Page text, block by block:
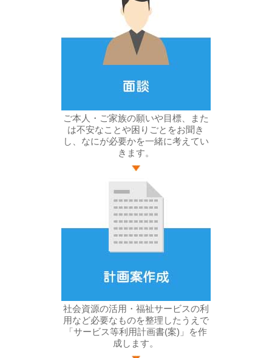
ご本人・ご家族の願いや目標、また
は不安なことや困りごとをお聞き
し、なにが必要かを一緒に考えてい
きます。
社会資源の活用・福祉サービスの利
用など必要なものを整理したうえで
「サービス等利用計画書(案)」を作
成します。